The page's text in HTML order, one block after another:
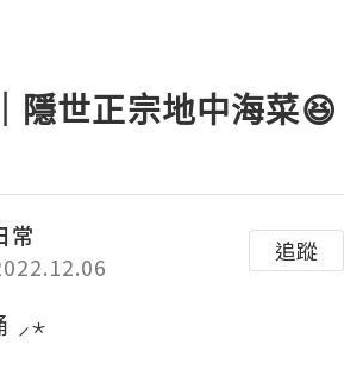
隱世正宗地中海菜😆
常
追蹤
⸝⋆